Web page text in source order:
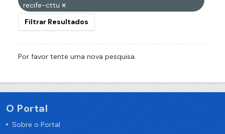
recife-cttu
Filtrar Resultados
Por favor tente uma nova pesquisa.
O Portal
Sobre o Portal